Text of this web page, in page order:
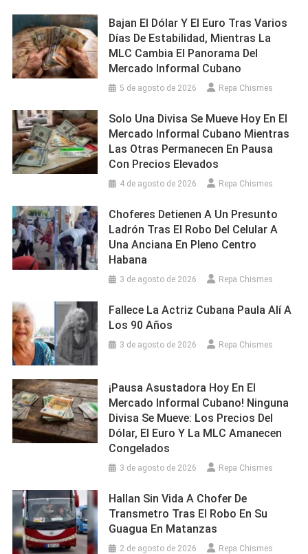
Bajan El Dólar Y El Euro Tras Varios
Días De Estabilidad, Mientras La
MLC Cambia El Panorama Del
Mercado Informal Cubano
5 de agosto de 2026 Repa Chismes
Solo Una Divisa Se Mueve Hoy En El
Mercado Informal Cubano Mientras
Las Otras Permanecen En Pausa
Con Precios Elevados
4 de agosto de 2026 Repa Chismes
Choferes Detienen A Un Presunto
Ladrón Tras El Robo Del Celular A
Una Anciana En Pleno Centro
Habana
3 de agosto de 2026 Repa Chismes
Fallece La Actriz Cubana Paula Alí A
Los 90 Años
3 de agosto de 2026 Repa Chismes
¡Pausa Asustadora Hoy En El
Mercado Informal Cubano! Ninguna
Divisa Se Mueve: Los Precios Del
Dólar, El Euro Y La MLC Amanecen
Congelados
3 de agosto de 2026 Repa Chismes
Hallan Sin Vida A Chofer De
Transmetro Tras El Robo En Su
Guagua En Matanzas
2 de agosto de 2026 Repa Chismes